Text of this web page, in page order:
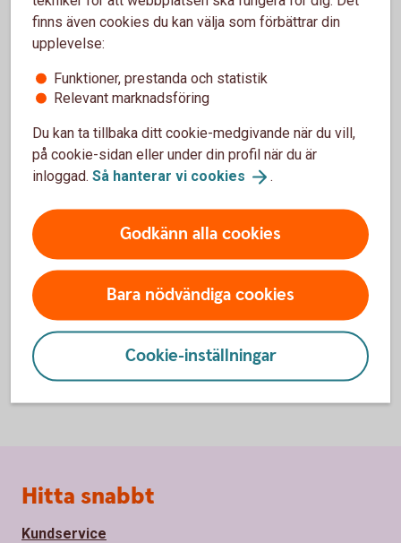
Körstipendier
Stipendier för studieresa
Stipendier för ungdomsledare
Gymnasiestudier
finns även cookies du kan välja som förbättrar din
upplevelse:
Funktioner, prestanda och statistik
Relevant marknadsföring
Du kan ta tillbaka ditt cookie-medgivande när du vill,
på cookie-sidan eller under din profil när du är
inloggad. Så hanterar vi cookies .
Godkänn alla cookies
Bara nödvändiga cookies
Cookie-inställningar
Sidfot
Hitta snabbt
Kundservice